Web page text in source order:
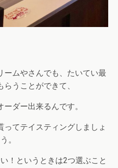
ームやさんでも、たいてい最
うことができて、
ダー出来るんです。
てテイスティングしましょ
う。
！というときは2つ選ぶこと